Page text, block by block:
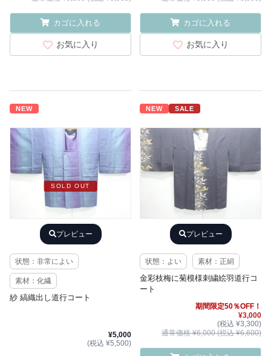
カゴに入れる
お気に入り
カゴに入れる
お気に入り
NEW
SOLD OUT
プレビュー
状態：非常によい
素材：化繊
紗 縞織出し道行コート
¥5,000
(税込 ¥5,500)
NEW SALE
プレビュー
状態：よい 素材：正絹
金彩枝梅に菊模様刺繍絵羽道行コ
ート
期間限定50％OFF！
¥3,000
(税込 ¥3,300)
通常価格 ¥6,000 (税込 ¥6,600)